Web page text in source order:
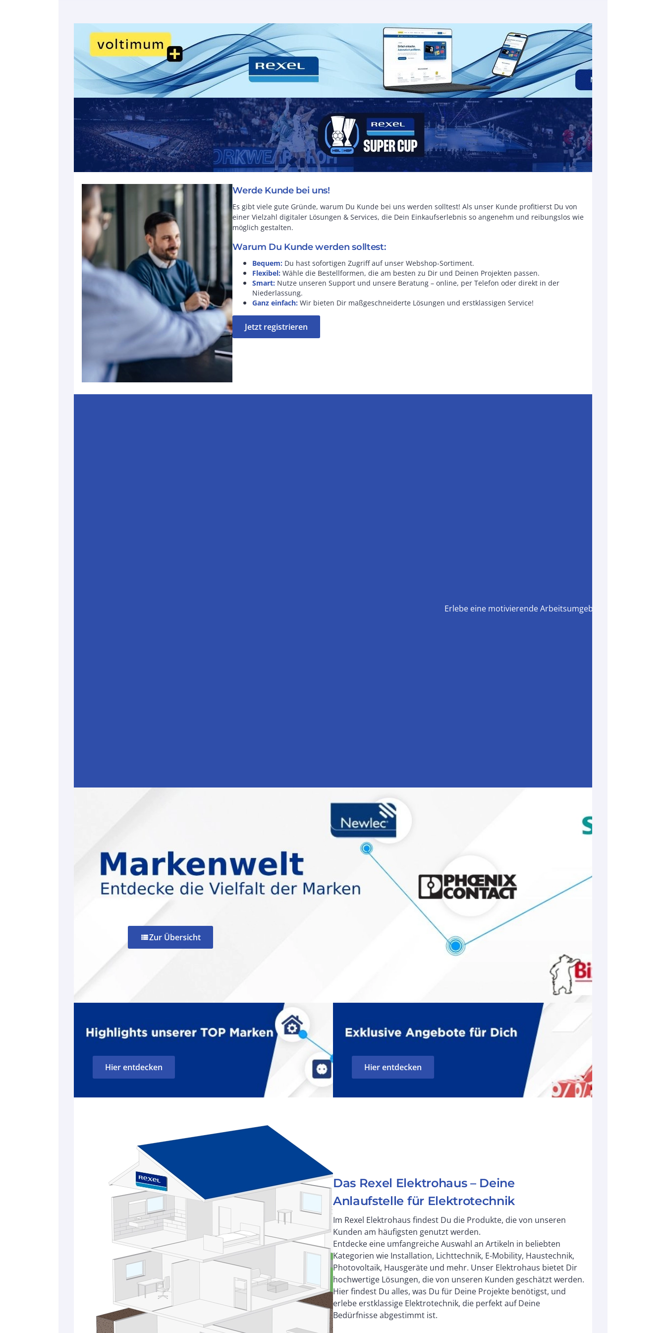
Werde Kunde bei uns!
Es gibt viele gute Gründe, warum Du Kunde bei uns werden solltest! Als unser Kunde profitierst Du von
einer Vielzahl digitaler Lösungen & Services, die Dein Einkaufserlebnis so angenehm und reibungslos wie
möglich gestalten.
Warum Du Kunde werden solltest:
Bequem: Du hast sofortigen Zugriff auf unser Webshop-Sortiment.
Flexibel: Wähle die Bestellformen, die am besten zu Dir und Deinen Projekten passen.
Smart: Nutze unseren Support und unsere Beratung – online, per Telefon oder direkt in der
Niederlassung.
Ganz einfach:Wir bieten Dir maßgeschneiderte Lösungen und erstklassigen Service!
Jetzt registrieren
Erlebe eine motivierende Arbeitsumgebung, in der
view_listZur Übersicht
Hier entdecken Hier entdecken
Das Rexel Elektrohaus – Deine
Anlaufstelle für Elektrotechnik
Im Rexel Elektrohaus findest Du die Produkte, die von unseren
Kunden am häufigsten genutzt werden.
Entdecke eine umfangreiche Auswahl an Artikeln in beliebten
Kategorien wie Installation, Lichttechnik, E-Mobility, Haustechnik,
Photovoltaik, Hausgeräte und mehr. Unser Elektrohaus bietet Dir
hochwertige Lösungen, die von unseren Kunden geschätzt werden.
Hier findest Du alles, was Du für Deine Projekte benötigst, und
erlebe erstklassige Elektrotechnik, die perfekt auf Deine
Bedürfnisse abgestimmt ist.